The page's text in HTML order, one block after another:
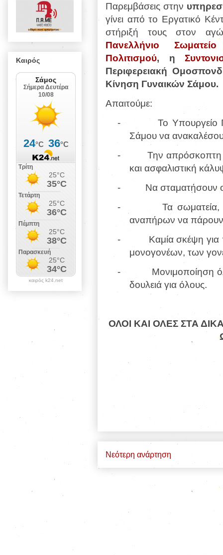
Παρεμβάσεις στην
γίνει από το Εργατικό
στήριξή τους στον
Πανελλήνιο
Πολιτισμού, η
Περιφερειακή
Κίνηση Γυναικών Σάμου.
Απαιτούμε:
-
Το Υπουργείο
Σάμου να
-
Την απρόσκοπτη
και ασφαλιστική
-
Να σταματήσουν
-
Τα σωματεία,
αναπήρων να πάρουν
-
Καμία σκέψη
μονογονέων, των
-
Μονιμοποίηση
δουλειά για όλους.
ΟΛΟΙ ΚΑΙ ΟΛΕΣ ΣΤΑ
Νεότερη ανάρτηση
Καιρός
καιρός k24.net